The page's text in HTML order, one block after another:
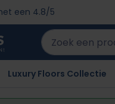
een 4.8/5
Luxury Floors Collectie